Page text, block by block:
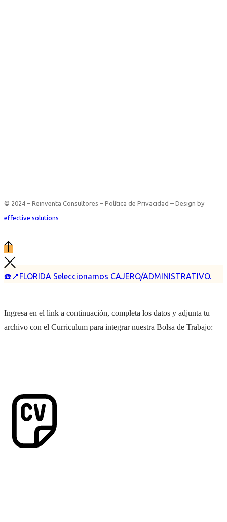
☎️📍FLORIDA Seleccionamos CAJERO/ADMINISTRATIVO.
© 2024 – Reinventa Consultores – Política de Privacidad – Design by
effective solutions
Ingresa en el link a continuación, completa los datos y adjunta tu
archivo con el Curriculum para integrar nuestra Bolsa de Trabajo: